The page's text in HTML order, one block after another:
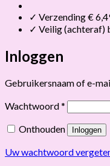
✓ Verzending €
✓ Veilig (achteraf)
Inloggen
Gebruikersnaam of e-
Wachtwoord* Vereist
Onthouden Inloggen
Uw wachtwoord